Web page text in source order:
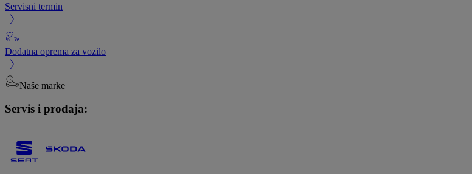
Servisni termin
Dodatna oprema za vozilo
Naše marke
Servis i prodaja: